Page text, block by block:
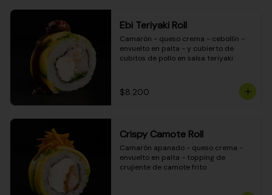
Ebi Teriyaki Roll
Camarón - queso crema - cebollín -
envuelto en palta - y cubierto de
cubitos de pollo en salsa teriyaki
$8.200
Crispy Camote Roll
Camarón apanado - queso crema -
envuelto en palta - topping de
crujiente de camote frito